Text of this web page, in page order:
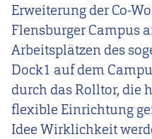
Erweiterung der Co-
Flensburger Campus
Arbeitsplätzen des
Dock1 auf dem
durch das Rolltor, die
flexible Einrichtung
Idee Wirklichkeit